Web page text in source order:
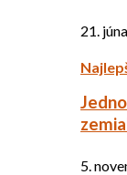
21.
5.